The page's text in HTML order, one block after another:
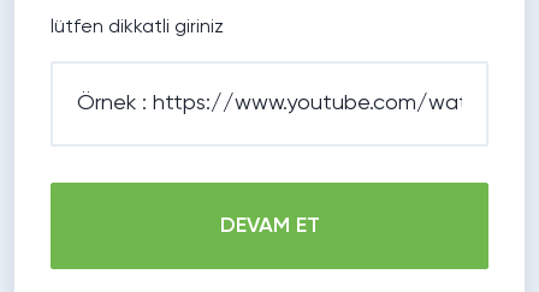
lütfen dikkatli giriniz
DEVAM ET